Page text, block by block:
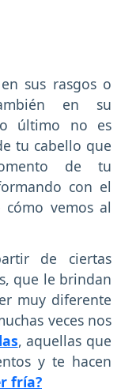
sus rasgos o
en su
último no es
tu cabello que
de tu
con el
vemos al
de ciertas
que le brindan
muy diferente
veces nos
, aquellas que
y te hacen
fría?